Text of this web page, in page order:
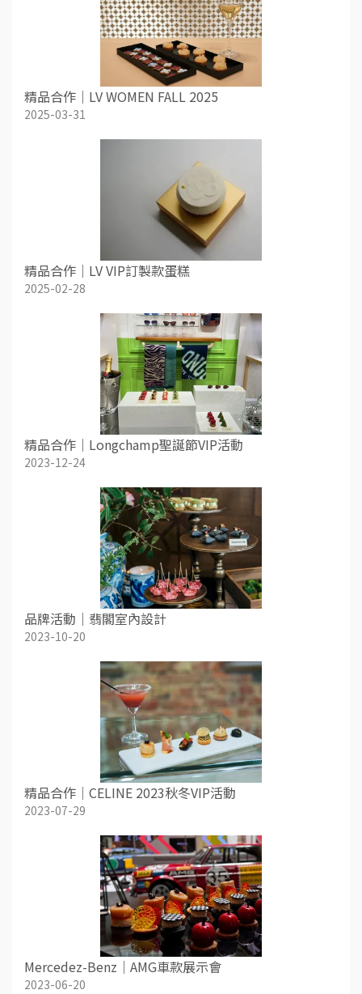
精品合作｜LV WOMEN FALL 2025
2025-03-31
精品合作｜LV VIP訂製款蛋糕
2025-02-28
精品合作｜Longchamp聖誕節VIP活動
2023-12-24
品牌活動｜翡閣室內設計
2023-10-20
精品合作｜CELINE 2023秋冬VIP活動
2023-07-29
Mercedez-Benz｜AMG車款展示會
2023-06-20